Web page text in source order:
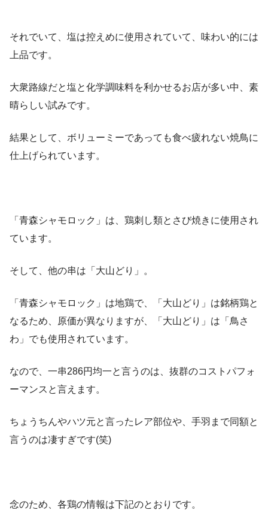
それでいて、塩は控えめに使用されていて、味わい的には
上品です。
大衆路線だと塩と化学調味料を利かせるお店が多い中、素
晴らしい試みです。
結果として、ボリューミーであっても食べ疲れない焼鳥に
仕上げられています。
「青森シャモロック」は、鶏刺し類とさび焼きに使用され
ています。
そして、他の串は「大山どり」。
「青森シャモロック」は地鶏で、「大山どり」は銘柄鶏と
なるため、原価が異なりますが、「大山どり」は「鳥さ
わ」でも使用されています。
なので、一串286円均一と言うのは、抜群のコストパフォ
ーマンスと言えます。
ちょうちんやハツ元と言ったレア部位や、手羽まで同額と
言うのは凄すぎです(笑)
念のため、各鶏の情報は下記のとおりです。